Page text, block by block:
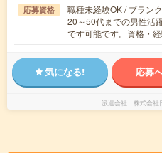
応募資格
職種未経験OK / ブラン
20～50代までの男性活
です可能です。資格・
気になる! 応募
派遣会社 株式会社